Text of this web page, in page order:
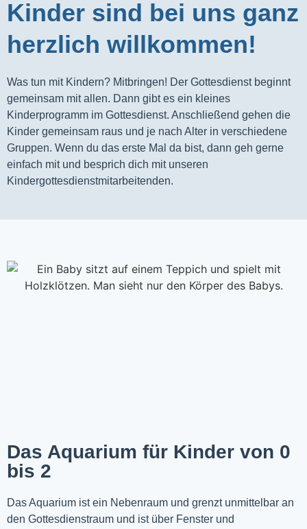
Kinder sind bei uns ganz
herzlich willkommen!
Was tun mit Kindern? Mitbringen! Der Gottesdienst beginnt
gemeinsam mit allen. Dann gibt es ein kleines
Kinderprogramm im Gottesdienst. Anschließend gehen die
Kinder gemeinsam raus und je nach Alter in verschiedene
Gruppen. Wenn du das erste Mal da bist, dann geh gerne
einfach mit und besprich dich mit unseren
Kindergottesdienstmitarbeitenden.
Das Aquarium für Kinder von 0
bis 2
Das Aquarium ist ein Nebenraum und grenzt unmittelbar an
den Gottesdienstraum und ist über Fenster und